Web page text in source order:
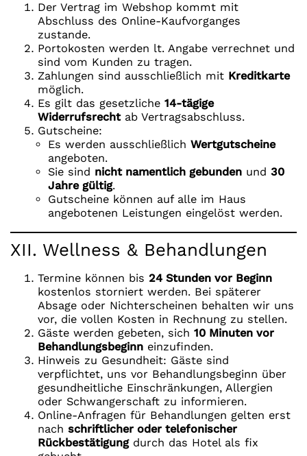
Der Vertrag im Webshop kommt mit
Abschluss des Online-Kaufvorganges
zustande.
Portokosten werden lt. Angabe verrechnet und
sind vom Kunden zu tragen.
Zahlungen sind ausschließlich mit Kreditkarte
möglich.
Es gilt das gesetzliche 14-tägige
Widerrufsrechtab Vertragsabschluss.
Gutscheine:
Es werden ausschließlich Wertgutscheine
angeboten.
Sie sind nicht namentlich gebunden und 30
Jahre gültig.
Gutscheine können auf alle im Haus
angebotenen Leistungen eingelöst werden.
XII. Wellness & Behandlungen
Termine können bis 24 Stunden vor Beginn
kostenlos storniert werden. Bei späterer
Absage oder Nichterscheinen behalten wir uns
vor, die vollen Kosten in Rechnung zu stellen.
Gäste werden gebeten, sich 10 Minuten vor
Behandlungsbeginn einzufinden.
Hinweis zu Gesundheit: Gäste sind
verpflichtet, uns vor Behandlungsbeginn über
gesundheitliche Einschränkungen, Allergien
oder Schwangerschaft zu informieren.
Online-Anfragen für Behandlungen gelten erst
nach schriftlicher oder telefonischer
Rückbestätigungdurch das Hotel als fix